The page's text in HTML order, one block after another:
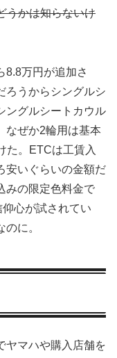
うかは知らないけ
8.8万円が追加さ
ろうからシングルシ
ングルシートカウル
なぜか2輪用は基本
た。ETCは工賃入
安いぐらいの金額だ
みの限定色料金で
心が試されてい
に。
ヤマハや購入店舗を